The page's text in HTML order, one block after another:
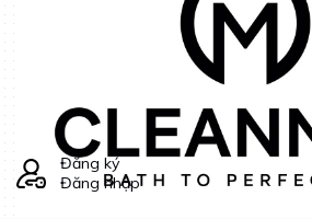
Đăng ký
Đăng nhập